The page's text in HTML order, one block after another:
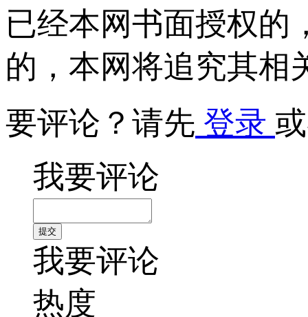
已经本网书面授权的
的，本网将追究其相
要评论？请先 登录
我要评论
我要评论
热度